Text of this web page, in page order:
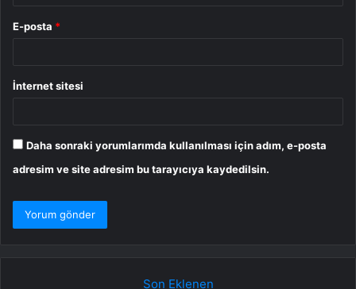
E-posta *
İnternet sitesi
Daha sonraki yorumlarımda kullanılması için adım, e-posta
adresim ve site adresim bu tarayıcıya kaydedilsin.
Son Eklenen